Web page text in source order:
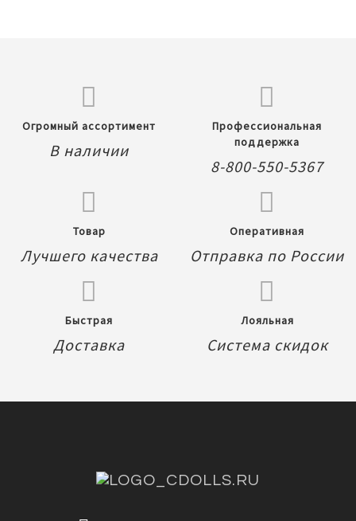
Огромный ассортимент
В наличии
Профессиональная
поддержка
8-800-550-5367
Товар
Лучшего качества
Оперативная
Отправка по России
Быстрая
Доставка
Лояльная
Система скидок